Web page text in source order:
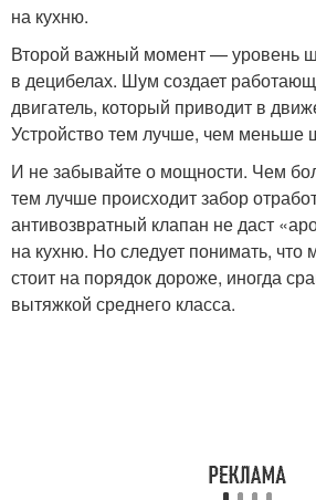
на кухню.
Второй важный момент — уровень
в децибелах. Шум создает
двигатель, который приводит в
Устройство тем лучше, чем меньше
И не забывайте о мощности. Чем
тем лучше происходит забор
антивозвратный клапан не даст
на кухню. Но следует понимать,
стоит на порядок дороже, иногда
вытяжкой среднего класса.